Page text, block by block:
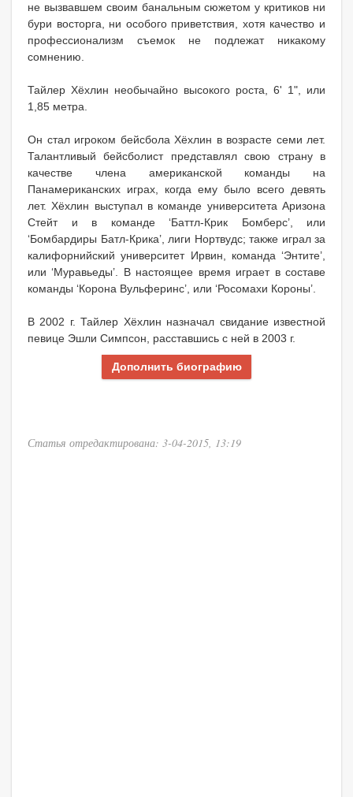
не вызвавшем своим банальным сюжетом у критиков ни
бури восторга, ни особого приветствия, хотя качество и
профессионализм съемок не подлежат никакому
сомнению.
Тайлер Хёхлин необычайно высокого роста, 6' 1", или
1,85 метра.
Он стал игроком бейсбола Хёхлин в возрасте семи лет.
Талантливый бейсболист представлял свою страну в
качестве члена американской команды на
Панамериканских играх, когда ему было всего девять
лет. Хёхлин выступал в команде университета Аризона
Стейт и в команде ‘Баттл-Крик Бомберс’, или
‘Бомбардиры Батл-Крика’, лиги Нортвудс; также играл за
калифорнийский университет Ирвин, команда ‘Энтите’,
или ‘Муравьеды’. В настоящее время играет в составе
команды ‘Корона Вульферинс’, или ‘Росомахи Короны’.
В 2002 г. Тайлер Хёхлин назначал свидание известной
певице Эшли Симпсон, расставшись с ней в 2003 г.
Дополнить биографию
Статья отредактирована: 3-04-2015, 13:19